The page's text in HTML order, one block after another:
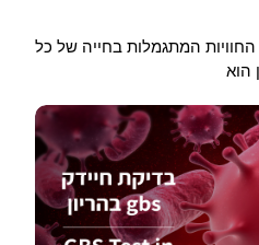
החוויות המתגמלות בחייה של כל
הוא